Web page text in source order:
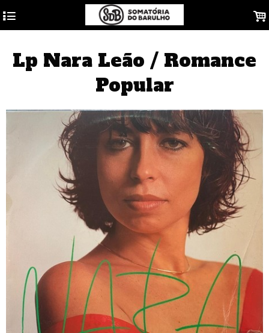
4 .
Lp Nara Leão / Romance
Popular